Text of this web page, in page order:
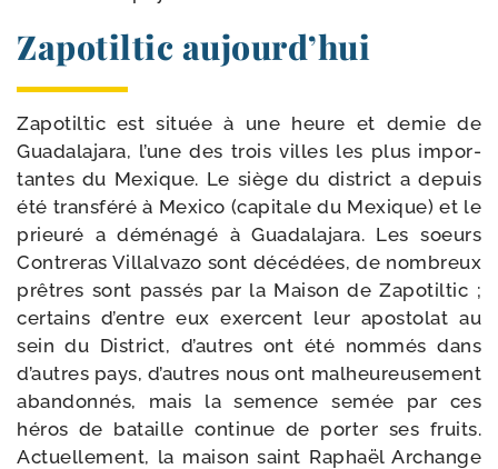
Zapotiltic aujourd’hui
Zapotiltic est située à une heure et demie de
Guadalajara, l’une des trois villes les plus impor­
tantes du Mexique. Le siège du dis­trict a depuis
été trans­fé­ré à Mexico (capi­tale du Mexique) et le
prieu­ré a démé­na­gé à Guadalajara. Les soeurs
Contreras Villalvazo sont décé­dées, de nom­breux
prêtres sont pas­sés par la Maison de Zapotiltic ;
cer­tains d’entre eux exercent leur apos­to­lat au
sein du District, d’autres ont été nom­més dans
d’autres pays, d’autres nous ont mal­heu­reu­se­ment
aban­don­nés, mais la semence semée par ces
héros de bataille conti­nue de por­ter ses fruits.
Actuellement, la mai­son saint Raphaël Archange